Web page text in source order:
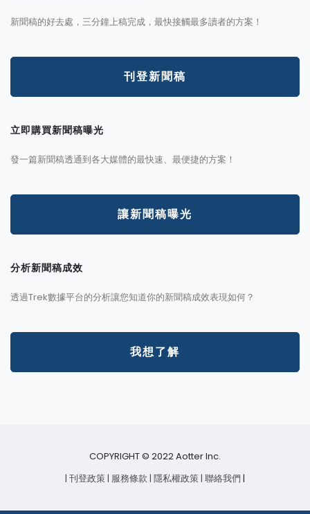
新聞稿的好去處，三分鐘上稿完成，最快接觸最多讀者的方案！
刊登新聞稿
立即購買新聞稿曝光
發一篇新聞稿透通到各大媒體的最快速、最便捷的方案！
讓新聞稿曝光
分析新聞稿成效
透過Trek數據平台的分析讓您知道你的新聞稿成效表現如何？
我想了解
COPYRIGHT © 2022 Aotter Inc.
| 刊登政策| 服務條款 | 隱私權政策| 聯絡我們 |